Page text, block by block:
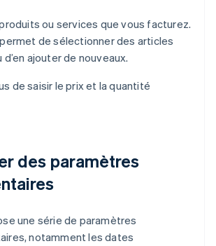
ou services que vous facturez.
de sélectionner des articles
ajouter de nouveaux.
de saisir le prix et la quantité
des paramètres
une série de paramètres
notamment les dates